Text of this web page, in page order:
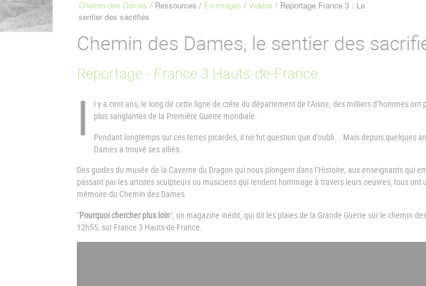
Fil
Chemin des Dames Ressources En images Vidéos Reportage France 3 : Le
sentier des sacrifiés
Chemin des Dames, le sentier des
Reportage - France 3 Hauts-de-France
I
l y a cent ans, le long de cette ligne de crête du département de l’Aisne, des milliers d’hommes ont
plus sanglantes de la Première Guerre mondiale.
Pendant longtemps sur ces terres picardes, il ne fut question que d’oubli... Mais depuis quelques
Dames a trouvé ses alliés.
Des guides du musée de la Caverne du Dragon qui nous plongent dans l’Histoire, aux enseignants qui
passant par les artistes sculpteurs ou musiciens qui rendent hommage à travers leurs oeuvres, tous ont
mémoire du Chemin des Dames.
"Pourquoi chercher plus loin", un magazine inédit, qui dit les plaies de la Grande Guerre sur le chemin
12h55, sur France 3 Hauts-de-France.